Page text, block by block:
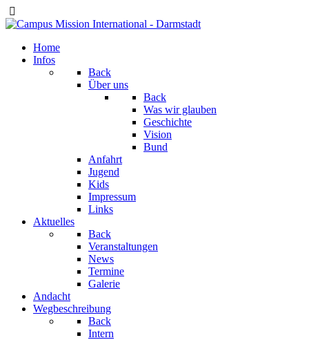
Home
Infos
Back
Über uns
Back
Was wir glauben
Geschichte
Vision
Bund
Anfahrt
Jugend
Kids
Impressum
Links
Aktuelles
Back
Veranstaltungen
News
Termine
Galerie
Andacht
Wegbeschreibung
Back
Intern